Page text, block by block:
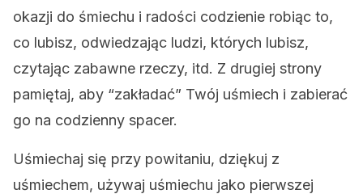
okazji do śmiechu i radości codzienie robiąc to,
co lubisz, odwiedzając ludzi, których lubisz,
czytając zabawne rzeczy, itd. Z drugiej strony
pamiętaj, aby “zakładać” Twój uśmiech i zabierać
go na codzienny spacer.
Uśmiechaj się przy powitaniu, dziękuj z
uśmiechem, używaj uśmiechu jako pierwszej